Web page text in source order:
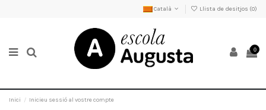
Català Llista de desitjos (0)
0
Inici Inicieu sessió al vostre compte